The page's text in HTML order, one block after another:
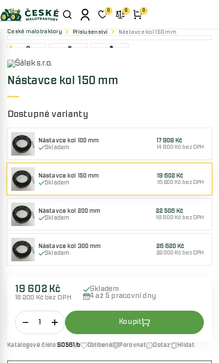
0 0 0
České malotraktory Příslušenství Nástavce kol 150 mm
Nástavce kol 150 mm
Dostupné varianty
Nástavce kol 100 mm
Skladem
17 908 Kč
14 800 Kč bez DPH
Nástavce kol 150 mm
Skladem
19 602 Kč
16 200 Kč bez DPH
Nástavce kol 200 mm
Skladem
22 506 Kč
18 600 Kč bez DPH
Nástavce kol 300 mm
Skladem
26 620 Kč
22 000 Kč bez DPH
19 602 Kč
16 200 Kč bez DPH
Skladem
4 až 5 pracovní dny
Katalogové číslo:S0561/b Oblíbené Porovnat Dotaz Hlídat